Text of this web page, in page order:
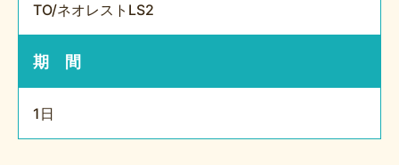
TO/ネオレストLS2
期 間
1日